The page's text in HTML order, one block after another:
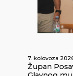
7. kolovoza
Župan